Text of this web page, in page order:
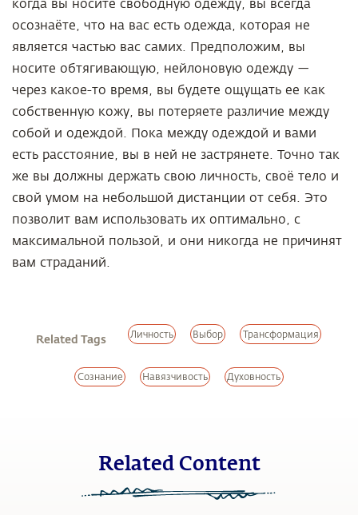
когда вы носите свободную одежду, вы всегда
осознаёте, что на вас есть одежда, которая не
является частью вас самих. Предположим, вы
носите обтягивающую, нейлоновую одежду —
через какое-то время, вы будете ощущать ее как
собственную кожу, вы потеряете различие между
собой и одеждой. Пока между одеждой и вами
есть расстояние, вы в ней не застрянете. Точно так
же вы должны держать свою личность, своё тело и
свой умом на небольшой дистанции от себя. Это
позволит вам использовать их оптимально, с
максимальной пользой, и они никогда не причинят
вам страданий.
Related Tags Личность Выбор Трансформация
Сознание Навязчивость Духовность
Related Content